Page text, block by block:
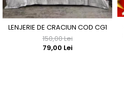
LENJERIE DE CRACIUN COD CG1
150,00 Lei
79,00 Lei